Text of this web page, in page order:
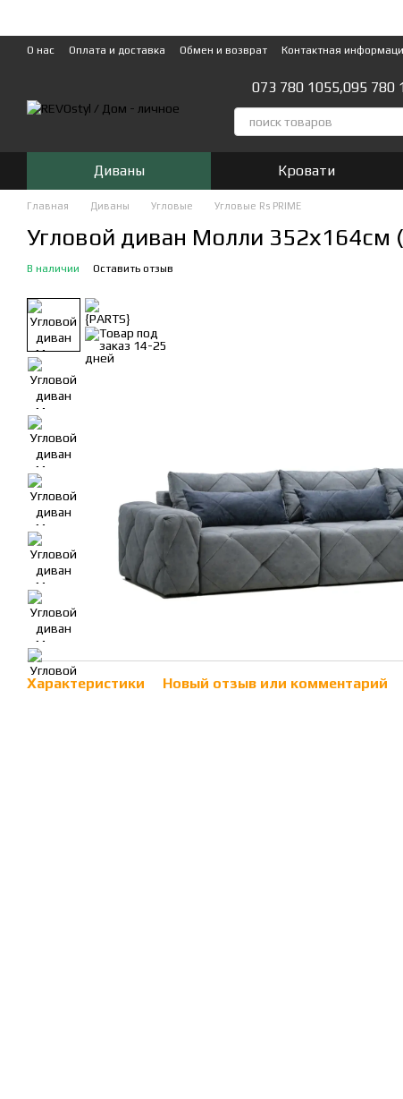
О нас Оплата и доставка Обмен и возврат Контактная
073 780 1055,095 780
Диваны Кровати
Главная Диваны Угловые Угловые Rs PRIME
Угловой диван Молли 352х164см
В наличии Оставить отзыв
Характеристики Новый отзыв или комментарий